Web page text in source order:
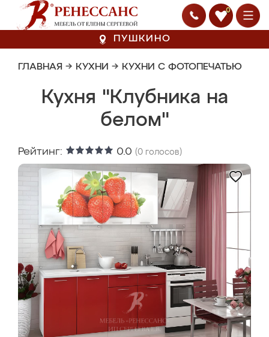
0
ПУШКИНО
ГЛАВНАЯ → КУХНИ → КУХНИ С ФОТОПЕЧАТЬЮ
Кухня "Клубника на
белом"
Рейтинг: 0.0 (0 голосов)